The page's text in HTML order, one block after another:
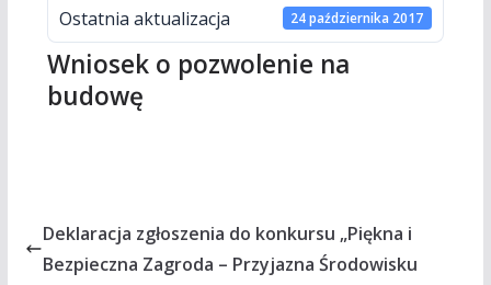
Ostatnia aktualizacja 24 października 2017
Wniosek o pozwolenie na
budowę
Deklaracja zgłoszenia do konkursu „Piękna i
Bezpieczna Zagroda – Przyjazna Środowisku